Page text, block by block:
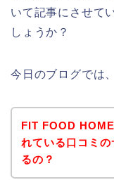
いて記事にさせて
しょうか？
今日のブログでは、
FIT FOOD
れている口コミ
るの？